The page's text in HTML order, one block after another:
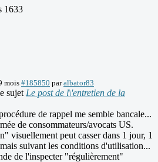
1633
mois #185850 paralbator83
sujet Le post de l\'entretien de la
de rappel me semble bancale...
de consommateurs/avocats US.
visuellement peut casser dans 1 jour, 1
suivant les conditions d'utilisation...
de l'inspecter "régulièrement"